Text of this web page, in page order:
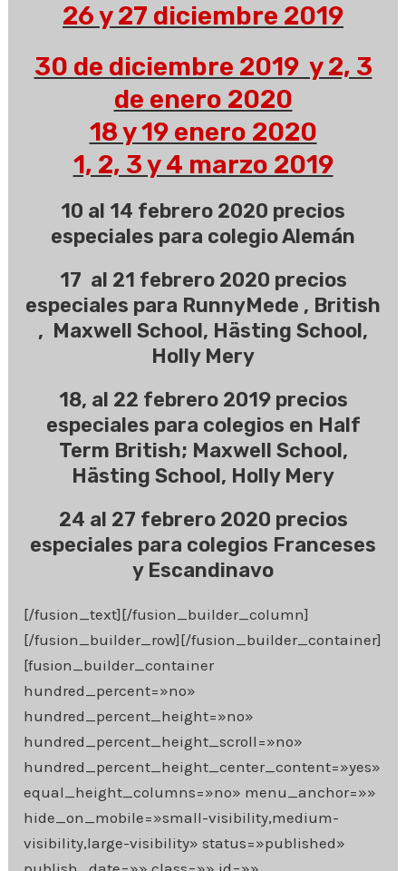
26 y 27 diciembre 2019
30 de diciembre 2019 y 2, 3
de enero 2020
18 y 19 enero 2020
1, 2, 3 y 4 marzo 2019
10 al 14 febrero 2020 precios
especiales para colegio Alemán
17 al 21 febrero 2020 precios
especiales para RunnyMede , British
, Maxwell School, Hästing School,
Holly Mery
18, al 22 febrero 2019 precios
especiales para colegios en Half
Term British; Maxwell School,
Hästing School, Holly Mery
24 al 27 febrero 2020 precios
especiales para colegios Franceses
y Escandinavo
[/fusion_text][/fusion_builder_column]
[/fusion_builder_row][/fusion_builder_container]
[fusion_builder_container
hundred_percent=»no»
hundred_percent_height=»no»
hundred_percent_height_scroll=»no»
hundred_percent_height_center_content=»yes»
equal_height_columns=»no» menu_anchor=»»
hide_on_mobile=»small-visibility,medium-
visibility,large-visibility» status=»published»